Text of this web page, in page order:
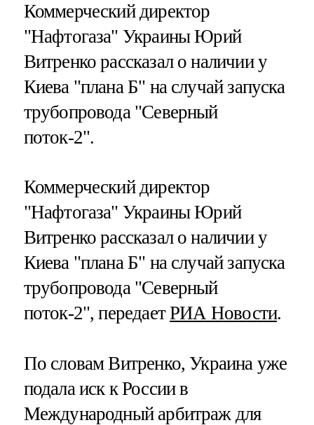
Коммерческий директор
"Нафтогаза" Украины Юрий
Витренко рассказал о наличии у
Киева "плана Б" на случай запуска
трубопровода "Северный
поток-2".
Коммерческий директор
"Нафтогаза" Украины Юрий
Витренко рассказал о наличии у
Киева "плана Б" на случай запуска
трубопровода "Северный
поток-2", передаетРИА Новости.
По словам Витренко, Украина уже
подала иск к России в
Международный арбитраж для